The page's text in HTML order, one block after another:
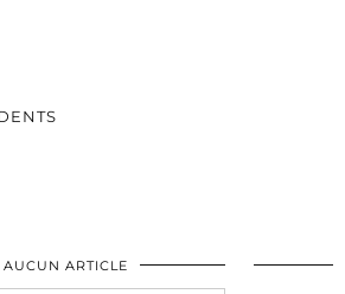
AUCUN ARTICLE